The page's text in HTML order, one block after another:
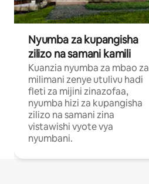
Nyumba za kupangisha
zilizo na samani kamili
Kuanzia nyumba za mbao za
milimani zenye utulivu hadi
fleti za mijini zinazofaa,
nyumba hizi za kupangisha
zilizo na samani zina
vistawishi vyote vya
nyumbani.